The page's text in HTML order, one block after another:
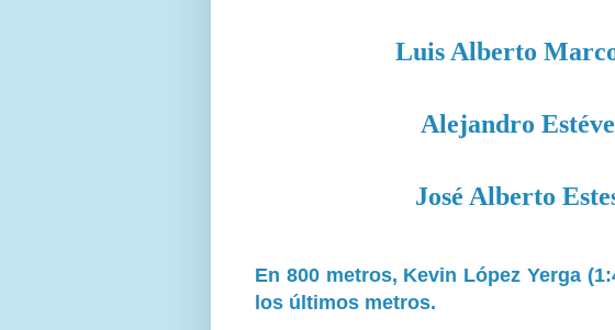
Luis Alberto
Alejandro
José Alberto
En 800 metros, Kevin López Yerga
los últimos metros.